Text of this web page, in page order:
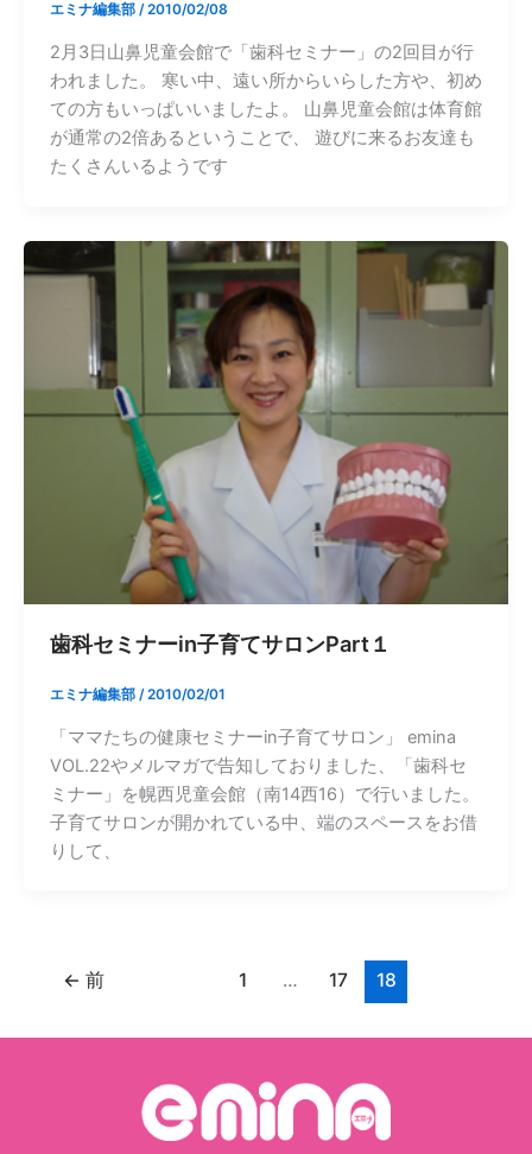
エミナ編集部 /2010/02/08
2月3日山鼻児童会館で「歯科セミナー」の2回目が行
われました。 寒い中、遠い所からいらした方や、初め
ての方もいっぱいいましたよ。 山鼻児童会館は体育館
が通常の2倍あるということで、 遊びに来るお友達も
たくさんいるようです
歯科セミナーin子育てサロンPart１
エミナ編集部 /2010/02/01
「ママたちの健康セミナーin子育てサロン」 emina
VOL.22やメルマガで告知しておりました、「歯科セ
ミナー」を幌西児童会館（南14西16）で行いました。
子育てサロンが開かれている中、端のスペースをお借
りして、
← 前 1 … 17 18